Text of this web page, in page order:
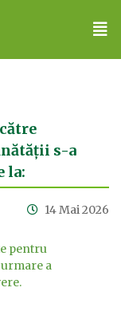
s-a
la:
14 Mai 2026
pentru
a